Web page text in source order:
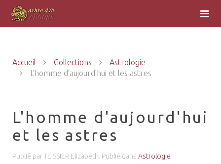
Accueil Collections
Astrologie
L'homme d'aujourd'hui et les astres
L'homme d'aujourd'hui
et les astres
Publié par TEISSIER Elizabeth. Publié dans Astrologie